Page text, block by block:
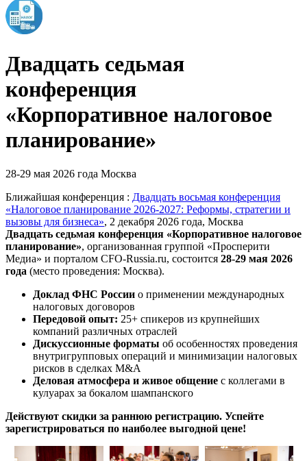
Двадцать седьмая
конференция
«Корпоративное налоговое
планирование»
28-29 мая 2026 года Москва
Ближайшая конференция : Двадцать восьмая конференция
«Налоговое планирование 2026-2027: Реформы, стратегии и
вызовы для бизнеса», 2 декабря 2026 года, Москва
Двадцать седьмая конференция «Корпоративное налоговое
планирование», организованная группой «Просперити
Медиа» и порталом CFO-Russia.ru, состоится 28-29 мая 2026
года (место проведения: Москва).
Доклад ФНС России о применении международных
налоговых договоров
Передовой опыт: 25+ спикеров из крупнейших
компаний различных отраслей
Дискуссионные форматы об особенностях проведения
внутригрупповых операций и минимизации налоговых
рисков в сделках M&A
Деловая атмосфера и живое общение с коллегами в
кулуарах за бокалом шампанского
Действуют скидки за раннюю регистрацию. Успейте
зарегистрироваться по наиболее выгодной цене!